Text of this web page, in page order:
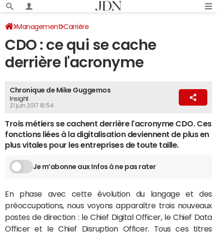
Management Carrière
CDO : ce qui se cache
derrière l'acronyme
Chronique de Mike Guggemos
Insight
21 juin 2017 16:54
Trois métiers se cachent derrière l'acronyme CDO. Ces
fonctions liées à la digitalisation deviennent de plus en
plus vitales pour les entreprises de toute taille.
Je m’abonne aux Infos à ne pas rater
En phase avec cette évolution du langage et des
préoccupations, nous voyons apparaître trois nouveaux
postes de direction : le Chief Digital Officer, le Chief Data
Officer et le Chief Disruption Officer. Tous ces titres